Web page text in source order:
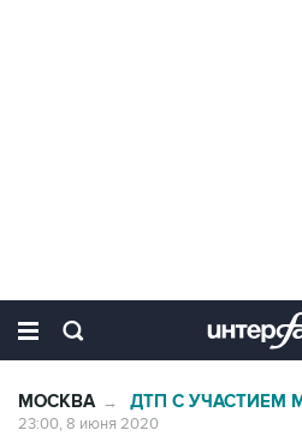
МОСКВА → ДТП С УЧАСТИЕМ
23:00, 8 июня 2020